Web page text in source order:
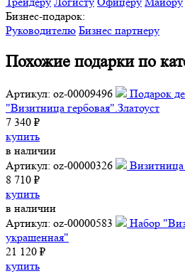
Бизнес-подарок:
Руководителю Бизнес партнеру
Похожие подарки по
Артикул: oz-00009496
Подарок
"Визитница гербовая".Златоуст
7 340 ₽
купить
в наличии
Артикул: oz-00000326
8 710 ₽
купить
в наличии
Артикул: oz-00000583
Набор
украшенная"
21 120 ₽
купить